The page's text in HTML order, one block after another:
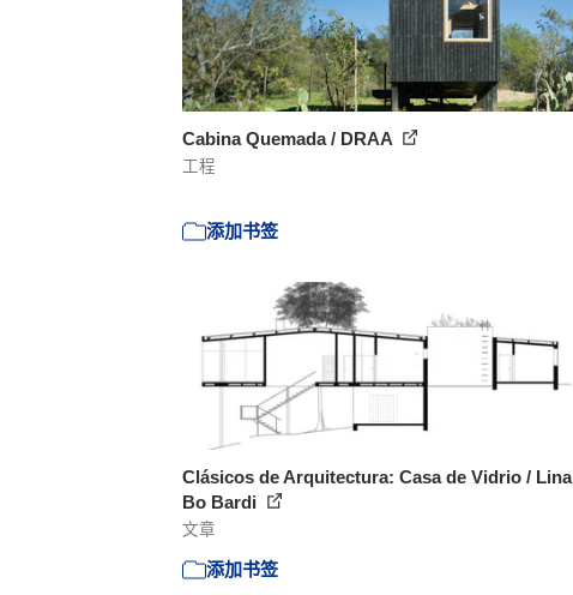
Cabina Quemada / DRAA
工程
添加书签
Clásicos de Arquitectura: Casa de Vidrio / Lina
Bo Bardi
文章
添加书签